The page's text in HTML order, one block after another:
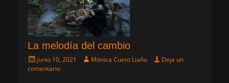
La melodía del cambio
Publicado
el
junio 10, 2021 AutorMónica Cueto Liaño
Deja un
comentario